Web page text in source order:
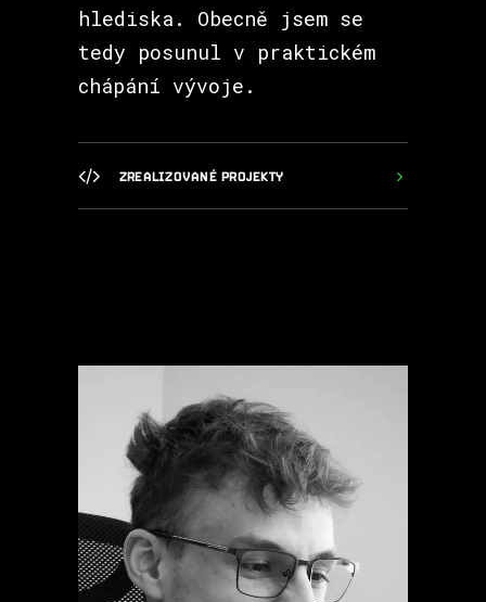
hlediska. Obecně jsem se
tedy posunul v praktickém
chápání vývoje.
ZREALIZOVANÉ PROJEKTY